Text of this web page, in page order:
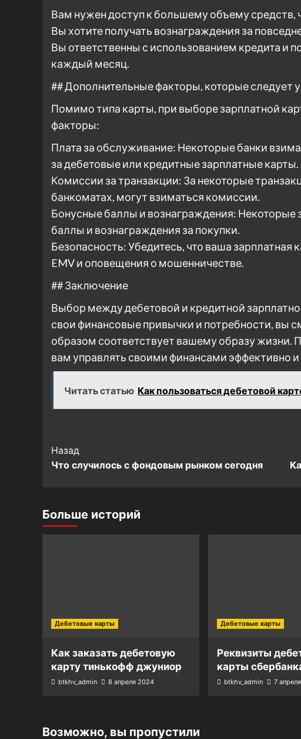
Вам нужен доступ к большему объему средств,
Вы хотите получать вознаграждения за
Вы ответственны с использованием кредита и
каждый месяц.
## Дополнительные факторы, которые следует
Помимо типа карты, при выборе зарплатной
факторы:
Плата за обслуживание: Некоторые банки
за дебетовые или кредитные зарплатные карты.
Комиссии за транзакции: За некоторые
банкоматах, могут взиматься комиссии.
Бонусные баллы и вознаграждения: Некоторые
баллы и вознаграждения за покупки.
Безопасность: Убедитесь, что ваша
EMV и оповещения о мошенничестве.
## Заключение
Выбор между дебетовой и кредитной
свои финансовые привычки и потребности, вы
образом соответствует вашему образу
вам управлять своими финансами эффективно
Читать статью Как пользоваться дебетовой
Post
Navigation
Назад
Что случилось с фондовым рынком сегодня
Больше историй
Дебетовые карты
Как заказать дебетовую
карту тинькофф джуниор
btkhv_admin 8 апреля 2024
Дебетовые карты
Реквизиты
карты
btkhv_admin 7
Возможно, вы пропустили